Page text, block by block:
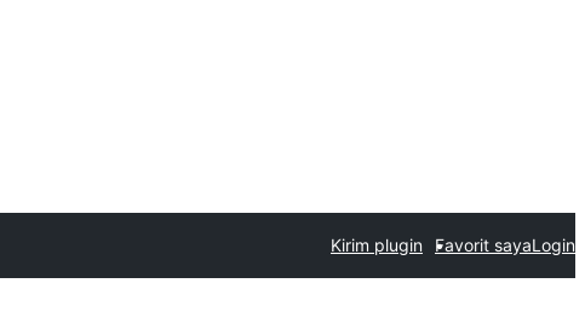
Kirim plugin Favorit sayaLogin